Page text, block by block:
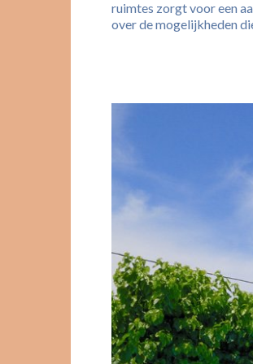
ruimtes zorgt voor een
over de mogelijkheden